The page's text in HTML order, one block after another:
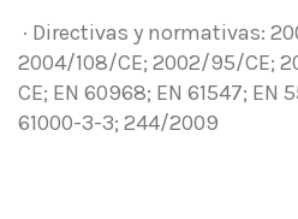
· Directivas y normativas:
2004/108/CE; 2002/95/CE;
CE; EN 60968; EN 61547; EN
61000-3-3; 244/2009